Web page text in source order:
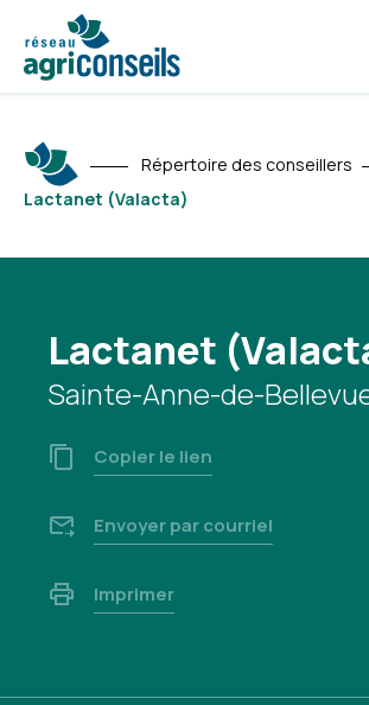
Répertoire des conseillers
Lactanet (Valacta)
Lactanet
Sainte-Anne-de-
Copier le lien
Envoyer par courriel
Imprimer